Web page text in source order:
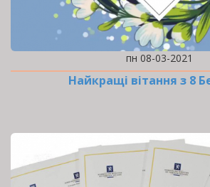
пн 08-03-2021
Найкращі вітання з 8